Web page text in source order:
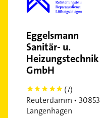
Eggelsmann
Sanitär- u.
Heizungstechnik
GmbH
5
(7)
Reuterdamm • 30853
Langenhagen